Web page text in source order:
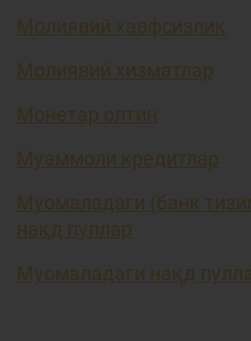
Молиявий хавфсизлик
Молиявий хизматлар
Монетар олтин
Муаммоли кредитлар
Муомаладаги (банк
нақд пуллар
Муомаладаги нақд